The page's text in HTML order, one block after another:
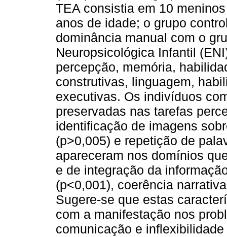
TEA consistia em 10
anos de idade; o grupo
dominância manual com o
Neuropsicológica Infantil
percepção, memória,
construtivas, linguagem,
executivas. Os indivíduos
preservadas nas tarefas
identificação de imagens
(p>0,005) e repetição de
apareceram nos domínios
e de integração da
(p<0,001), coerência
Sugere-se que estas
com a manifestação nos
comunicação e